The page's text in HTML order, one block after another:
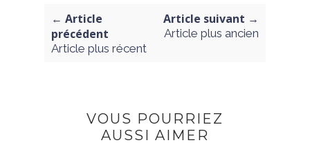
← Article
précédent
Article plus récent
Article suivant →
Article plus ancien
VOUS POURRIEZ
AUSSI AIMER